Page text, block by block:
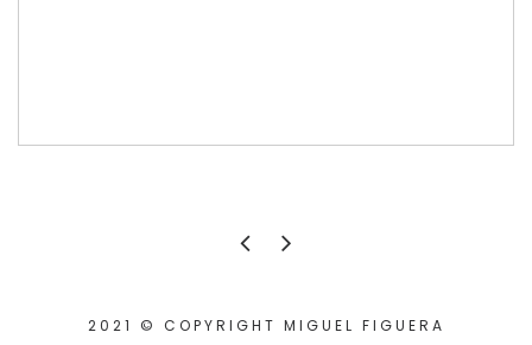
2021 © COPYRIGHT MIGUEL FIGUERA